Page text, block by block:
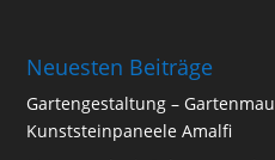
Neuesten Beiträge
Gartengestaltung –
Kunststeinpaneele Amalfi